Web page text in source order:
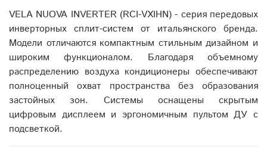
VELA NUOVA INVERTER (RCI-VXIHN) - серия передовых
инверторных сплит-систем от итальянского бренда.
Модели отличаются компактным стильным дизайном и
широким функционалом. Благодаря объемному
распределению воздуха кондиционеры обеспечивают
полноценный охват пространства без образования
застойных зон. Системы оснащены скрытым
цифровым дисплеем и эргономичным пультом ДУ с
подсветкой.